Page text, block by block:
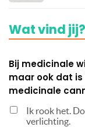
Wat vind jij?
Bij medicinale
maar ook dat
medicinale
Ik rook het.
verlichting.